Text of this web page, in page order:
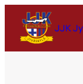
JJK